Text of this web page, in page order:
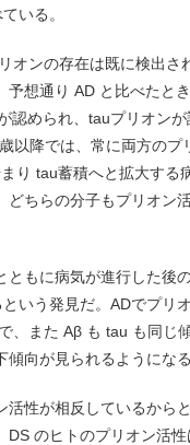
いる。
オンの存在は既に検出さ
想通り AD と比べたと
認められ、tauプリオン
以降では、常に両方の
り tau蓄積へと拡大する
どちらの分子もプリオン
ともに病気が進行した後
いう発見だ。ADでプリ
、また Aβ も tau も同じ
傾向が見られるようにな
活性が相反しているから
DS のヒトのプリオン活